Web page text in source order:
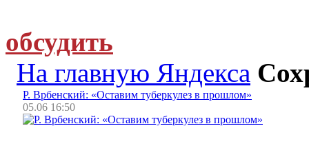
обсудить
На главную Яндекса
Р. Врбенский: «Оставим туберкулез в прошлом»
05.06 16:50